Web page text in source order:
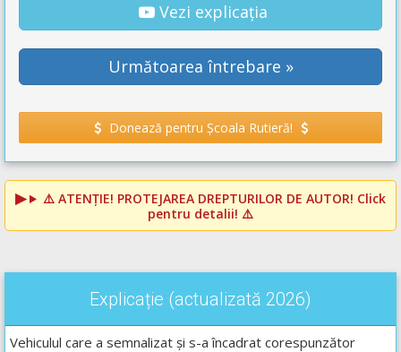
Vezi explicația
Următoarea întrebare »
Donează pentru Școala Rutieră!
⚠️ ATENȚIE! PROTEJAREA DREPTURILOR DE AUTOR! Click
pentru detalii! ⚠️
Explicație (actualizată 2026)
Vehiculul care a semnalizat și s-a încadrat corespunzător